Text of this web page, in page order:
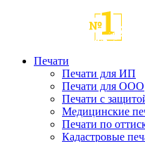
Печати
Печати для ИП
Печати для ООО
Печати с
Медицинские
Печати по
Кадастровые